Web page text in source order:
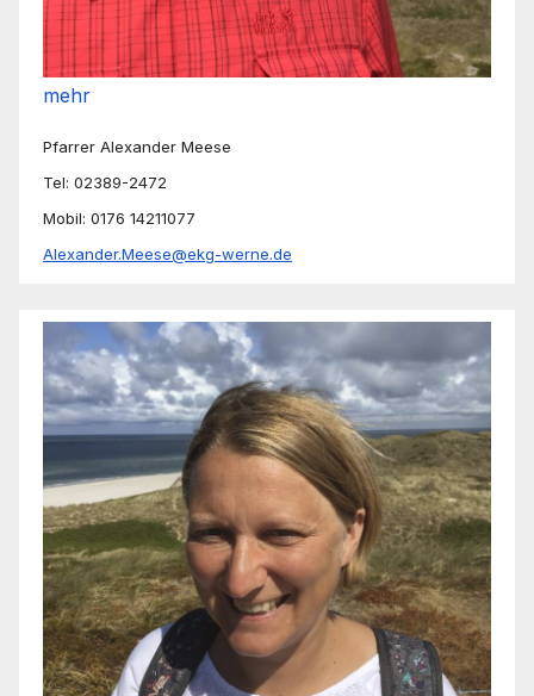
mehr
Pfarrer Alexander Meese
Tel: 02389-2472
Mobil: 0176 14211077
Alexander.Meese@ekg-werne.de